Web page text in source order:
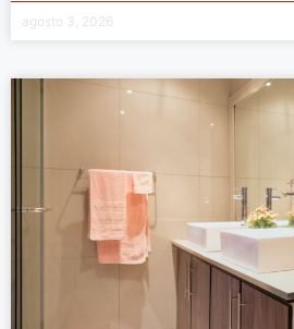
agosto 3, 2026